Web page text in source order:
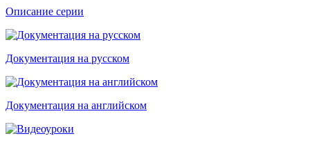
Описание серии
Документация на русском
Документация на английском